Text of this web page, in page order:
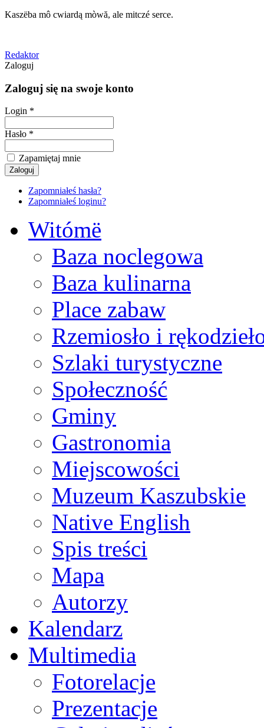
Kaszëba mô cwiardą mòwă, ale mitczé serce.
Redaktor
Zaloguj
Zaloguj się na swoje konto
Login *
Hasło *
Zapamiętaj mnie
Zapomniałeś hasła?
Zapomniałeś loginu?
Witómë
Baza noclegowa
Baza kulinarna
Place zabaw
Rzemiosło i
Szlaki turystyczne
Społeczność
Gminy
Gastronomia
Miejscowości
Muzeum Kaszubskie
Native English
Spis treści
Mapa
Autorzy
Kalendarz
Multimedia
Fotorelacje
Prezentacje